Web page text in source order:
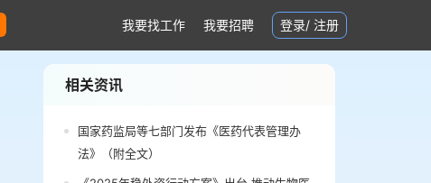
我要找工作 我要招聘 登录/ 注册
相关资讯
国家药监局等七部门发布《医药代表管理办
法》（附全文）